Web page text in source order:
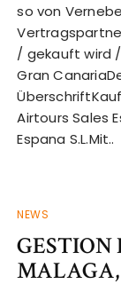
so von
/ gekauft wird /
Gran
Airtours Sales
Espana S.L.Mit..
NEWS